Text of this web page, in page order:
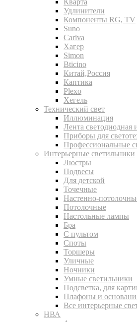
Кварта
Удлинители
Компоненты RG, TV
Suno
Cariva
Хагер
Simon
Bticino
Китай,Россия
Каптика
Plexo
Хегель
Технический свет
Иллюминация
Лента
Приборы для
Профессиональные
Интерьерные светильники
Люстры
Подвесы
Для детской
Точечные
Настенно-
Потолочные
Настольные лампы
Бра
С пультом
Споты
Торшеры
Уличные
Ночники
Умные светильники
Подсветка, для
Плафоны и
Все интерьерные
НВА